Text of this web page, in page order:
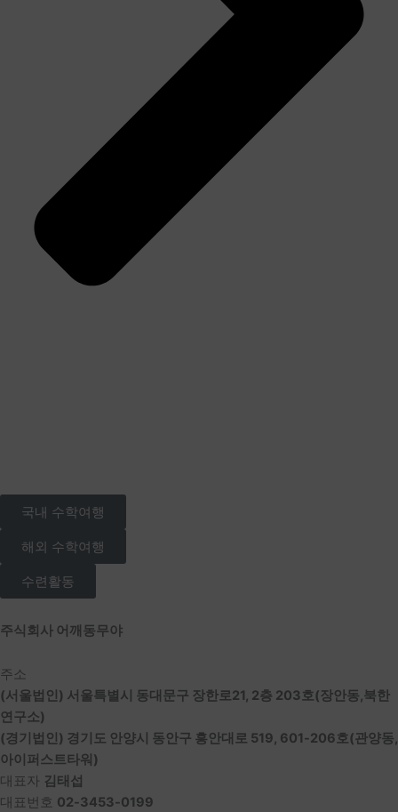
국내 수학여행
해외 수학여행
수련활동
주식회사 어깨동무야
주소
(서울법인) 서울특별시 동대문구 장한로21, 2층 203호(장안동,북한
연구소)
(경기법인) 경기도 안양시 동안구 흥안대로 519, 601-206호(관양동,
아이퍼스트타워)
대표자
김태섭
대표번호 02-3453-0199